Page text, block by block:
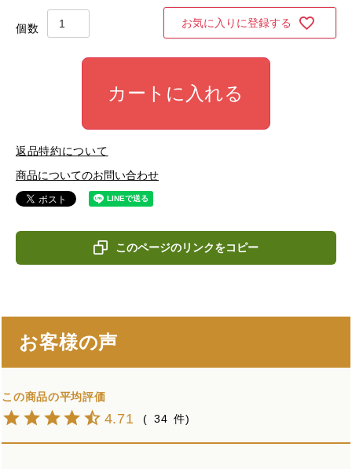
お気に入りに登録する
カートに入れる
返品特約について
商品についてのお問い合わせ
このページのリンクをコピー
お客様の声
4.71 34